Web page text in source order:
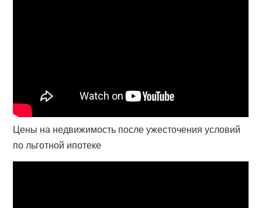
Цены на недвижимость после ужесточения условий
по льготной ипотеке